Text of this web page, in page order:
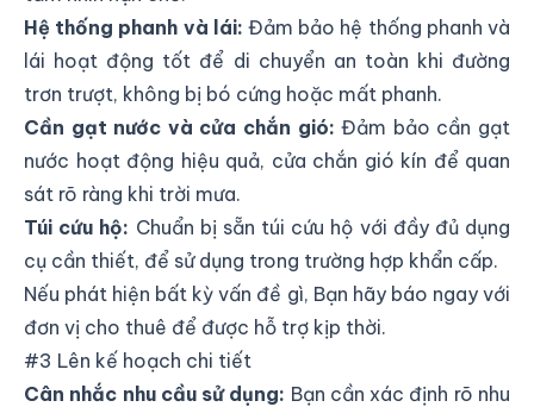
Hệ thống phanh và lái: Đảm bảo hệ thống phanh và
lái hoạt động tốt để di chuyển an toàn khi đường
trơn trượt, không bị bó cứng hoặc mất phanh.
Cần gạt nước và cửa chắn gió: Đảm bảo cần gạt
nước hoạt động hiệu quả, cửa chắn gió kín để quan
sát rõ ràng khi trời mưa.
Túi cứu hộ: Chuẩn bị sẵn túi cứu hộ với đầy đủ dụng
cụ cần thiết, để sử dụng trong trường hợp khẩn cấp.
Nếu phát hiện bất kỳ vấn đề gì, Bạn hãy báo ngay với
đơn vị cho thuê để được hỗ trợ kịp thời.
#3 Lên kế hoạch chi tiết
Cân nhắc nhu cầu sử dụng: Bạn cần xác định rõ nhu